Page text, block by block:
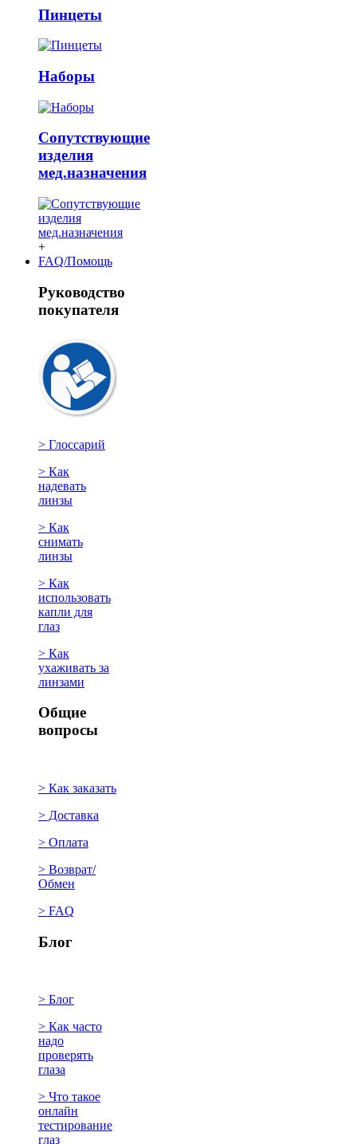
Пинцеты
Наборы
Сопутствующие
изделия
мед.назначения
+
FAQ/Помощь
Руководство
покупателя
> Глоссарий
> Как
надевать
линзы
> Как
снимать
линзы
> Как
использовать
капли для
глаз
> Как
ухаживать за
линзами
Общие
вопросы
> Как заказать
> Доставка
> Оплата
> Возврат/
Обмен
> FAQ
Блог
> Блог
> Как часто
надо
проверять
глаза
> Что такое
онлайн
тестирование
глаз